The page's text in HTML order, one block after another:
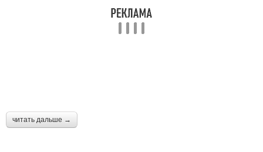
читать дальше →